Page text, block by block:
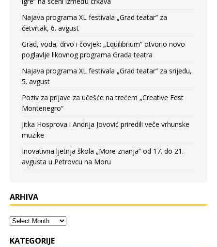
Najava programa XL festivala „Grad teatar“ za
četvrtak, 6. avgust
Grad, voda, drvo i čovjek: „Equilibrium“ otvorio novo
poglavlje likovnog programa Grada teatra
Najava programa XL festivala „Grad teatar“ za srijedu,
5. avgust
Poziv za prijave za učešće na trećem „Creative Fest
Montenegro“
Jitka Hosprova i Andrija Jovović priredili veče vrhunske
muzike
Inovativna ljetnja škola „More znanja” od 17. do 21.
avgusta u Petrovcu na Moru
ARHIVA
KATEGORIJE